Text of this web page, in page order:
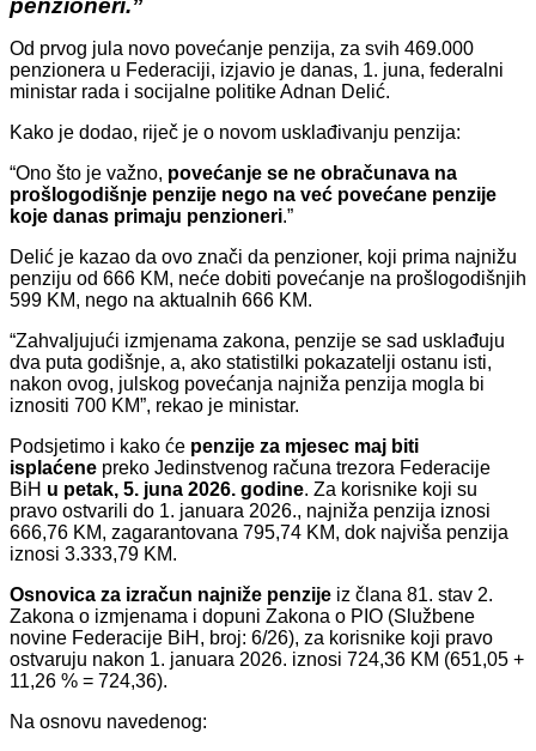
penzioneri.”
Od prvog jula novo povećanje penzija, za svih 469.000
penzionera u Federaciji, izjavio je danas, 1. juna, federalni
ministar rada i socijalne politike Adnan Delić.
Kako je dodao, riječ je o novom usklađivanju penzija:
“Ono što je važno, povećanje se ne obračunava na
prošlogodišnje penzije nego na već povećane penzije
koje danas primaju penzioneri.”
Delić je kazao da ovo znači da penzioner, koji prima najnižu
penziju od 666 KM, neće dobiti povećanje na prošlogodišnjih
599 KM, nego na aktualnih 666 KM.
“Zahvaljujući izmjenama zakona, penzije se sad usklađuju
dva puta godišnje, a, ako statistilki pokazatelji ostanu isti,
nakon ovog, julskog povećanja najniža penzija mogla bi
iznositi 700 KM”, rekao je ministar.
Podsjetimo i kako će penzije za mjesec maj biti
isplaćene preko Jedinstvenog računa trezora Federacije
BiH u petak, 5. juna 2026. godine. Za korisnike koji su
pravo ostvarili do 1. januara 2026., najniža penzija iznosi
666,76 KM, zagarantovana 795,74 KM, dok najviša penzija
iznosi 3.333,79 KM.
Osnovica za izračun najniže penzije iz člana 81. stav 2.
Zakona o izmjenama i dopuni Zakona o PIO (Službene
novine Federacije BiH, broj: 6/26), za korisnike koji pravo
ostvaruju nakon 1. januara 2026. iznosi 724,36 KM (651,05 +
11,26 % = 724,36).
Na osnovu navedenog: